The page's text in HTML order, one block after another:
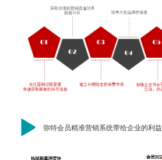
弥特会员精准营销系统带给企业的利益